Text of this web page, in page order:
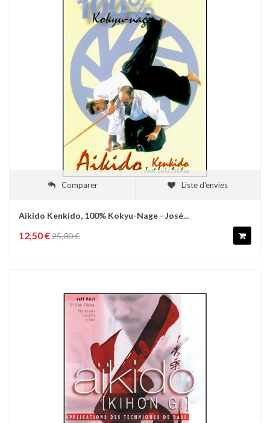
Comparer Liste d'envies
Aikido Kenkido, 100% Kokyu-Nage - José...
12,50 €25,00 €